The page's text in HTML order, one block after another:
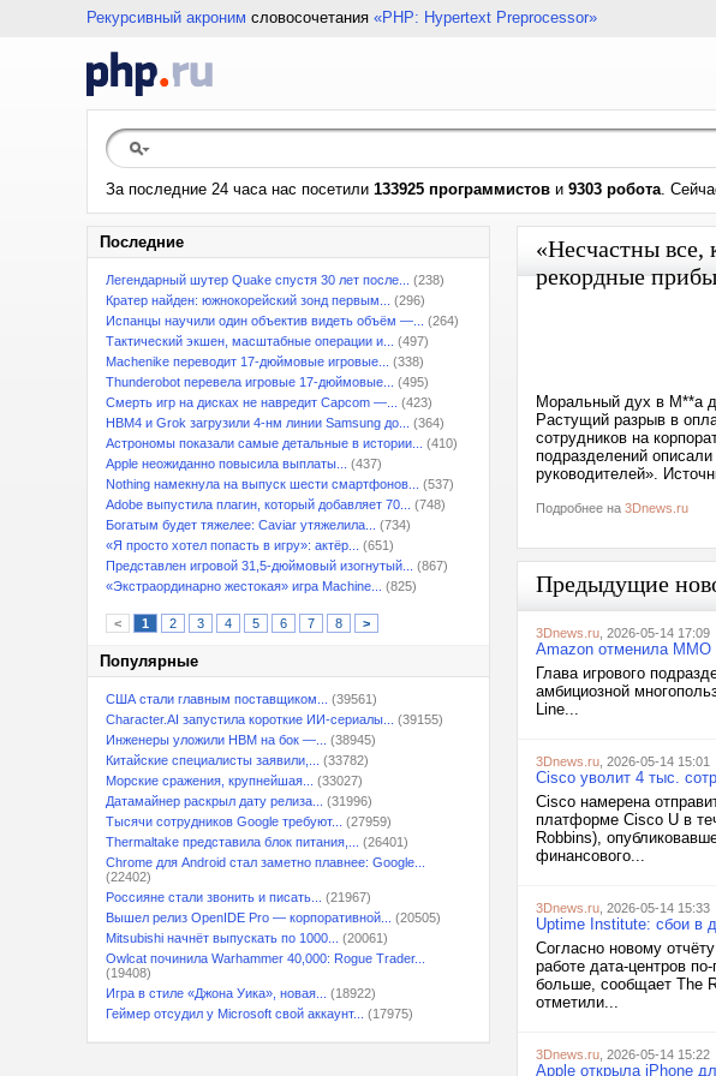
Рекурсивный акроним словосочетания «PHP: Hypertext Preprocessor»
За последние 24 часа нас посетили 133925 программистов и 9303 робота.
Последние
Легендарный шутер Quake спустя 30 лет после...
(238)
Кратер найден: южнокорейский зонд первым...
(296)
Испанцы научили один объектив видеть объём —...
(264)
Тактический экшен, масштабные операции и...
(497)
Machenike переводит 17-дюймовые игровые...
(338)
Thunderobot перевела игровые 17-дюймовые...
(495)
Смерть игр на дисках не навредит Capcom —...
(423)
HBM4 и Grok загрузили 4-нм линии Samsung до...
(364)
Астрономы показали самые детальные в истории...
(410)
Apple неожиданно повысила выплаты...
(437)
Nothing намекнула на выпуск шести смартфонов...
(537)
Adobe выпустила плагин, который добавляет 70...
(748)
Богатым будет тяжелее: Caviar утяжелила...
(734)
«Я просто хотел попасть в игру»: актёр...
(651)
Представлен игровой 31,5-дюймовый изогнутый...
(867)
«Экстраординарно жестокая» игра Machine...
(825)
< 1 2 3 4 5 6 7 8 >
Популярные
США стали главным поставщиком...
(39561)
Character.AI запустила короткие ИИ-сериалы...
(39155)
Инженеры уложили HBM на бок —...
(38945)
Китайские специалисты заявили,...
(33782)
Морские сражения, крупнейшая...
(33027)
Датамайнер раскрыл дату релиза...
(31996)
Тысячи сотрудников Google требуют...
(27959)
Thermaltake представила блок питания,...
(26401)
Chrome для Android стал заметно плавнее: Google...
(22402)
Россияне стали звонить и писать...
(21967)
Вышел релиз OpenIDE Pro — корпоративной...
(20505)
Mitsubishi начнёт выпускать по 1000...
(20061)
Owlcat починила Warhammer 40,000: Rogue Trader...
(19408)
Игра в стиле «Джона Уика», новая...
(18922)
Геймер отсудил у Microsoft свой аккаунт...
(17975)
«Несчастны все,
рекордные
Моральный дух в M**a
Растущий разрыв в
сотрудников на
подразделений
руководителей».
Подробнее на 3Dnews.ru
Предыдущие
3Dnews.ru , 2026-05-14 17:09
Amazon отменила
Глава игрового
амбициозной
Line...
3Dnews.ru , 2026-05-14 15:01
Cisco уволит 4 тыс.
Cisco намерена
платформе Cisco U в
Robbins),
финансового...
3Dnews.ru , 2026-05-14 15:33
Uptime Institute: сбои в
Согласно новому
работе дата-центров
больше, сообщает The
отметили...
3Dnews.ru , 2026-05-14 15:22
Apple открыла iPhone